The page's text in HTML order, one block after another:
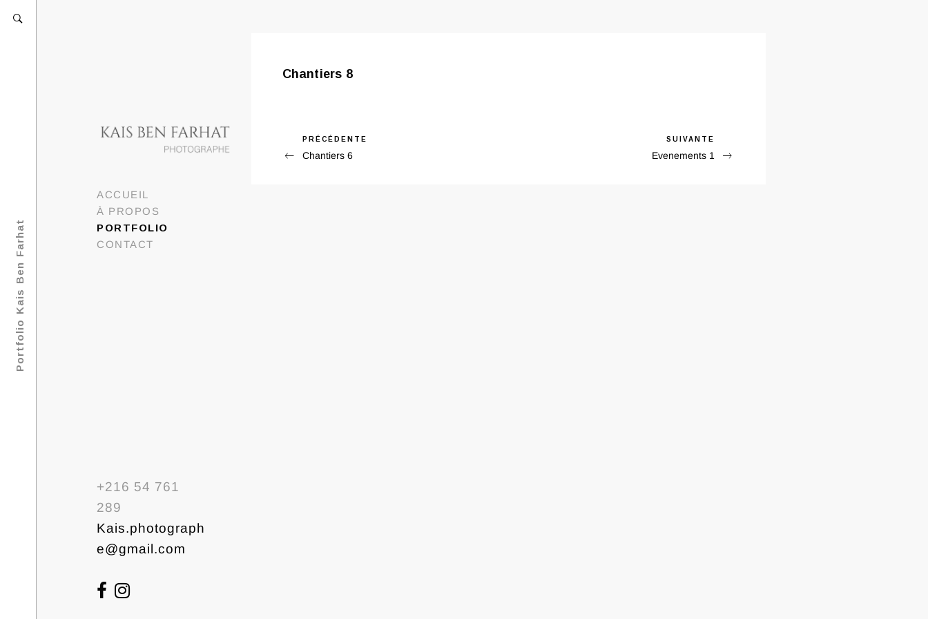
Portfolio Kais Ben Farhat
ACCUEIL
À PROPOS
PORTFOLIO
CONTACT
+216 54 761
289
Kais.photograph
e@gmail.com
Chantiers 8
Navigation
Previous
Post
PRÉCÉDENTE
Chantiers 6
Next
Post
SUIVANTE
Evenements 1